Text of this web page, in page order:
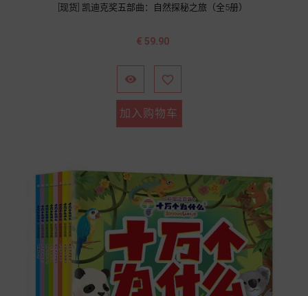
[现货] 凯迪克奖五部曲：自然探秘之旅（全5册）
价
€ 59.90
 
加入购物车